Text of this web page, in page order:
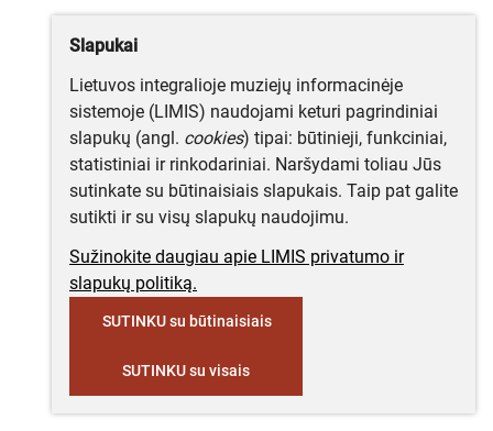
Slapukai
Lietuvos integralioje muziejų informacinėje
sistemoje (LIMIS) naudojami keturi pagrindiniai
slapukų (angl. cookies) tipai: būtinieji, funkciniai,
statistiniai ir rinkodariniai. Naršydami toliau Jūs
sutinkate su būtinaisiais slapukais. Taip pat galite
sutikti ir su visų slapukų naudojimu.
Sužinokite daugiau apie LIMIS privatumo ir
slapukų politiką.
SUTINKU su būtinaisiais
SUTINKU su visais